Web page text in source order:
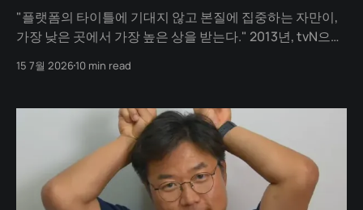
"플랫폼의 타이틀에 기대지 않고 본질에 집중하는 자만이,
가장 낮은 곳에서 가장 높은 상을 받는다." 2013년, tvN으로
회의적이었습니다. 젊고 예쁜 아이돌이 나와도 성공하기 힘
배낭여행을 간다는 기획 때문이었습니다. 게다가 지상파의
15 7월 202610 min read